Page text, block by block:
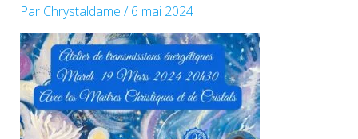
Par Chrystaldame /6 mai 2024